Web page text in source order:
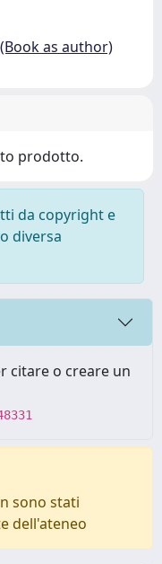
as author)
prodotto.
da copyright e
diversa
citare o creare un
sono stati
dell'ateneo